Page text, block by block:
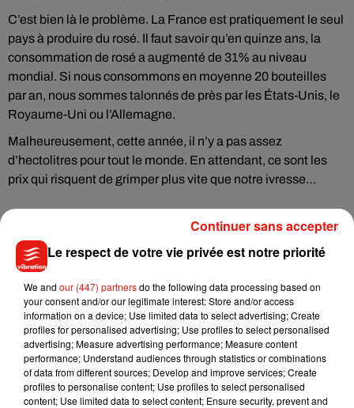
C’est bien là le problème. La France est pratiquement le seul
pays à produire du rosé. Il faut savoir qu’en quinze ans, la
consommation de rosé a augmenté de 31% au niveau
mondial. Si nous consommons en moyenne 20 bouteilles
par an, nous sommes talonnés de près par les États-Unis, le
Royaume-Uni ou l’Allemagne.
Malheureusement, cette année, il n’y a pas assez
d’hectolitres pour tout le monde. En attendant, ce sont les
prix qui risquent de grimper plus vite que notre ivresse…
Musique
7 août 2026
Julien Lieb s’essaye à la vie de chatelain
dans son nouveau clip
Le respect de votre vie privée est notre priorité
We and our (447) partnersdo the following data processing based on
your consent and/or our legitimate interest: Store and/or access
information on a device; Use limited data to select advertising; Create
profiles for personalised advertising; Use profiles to select personalised
advertising; Measure advertising performance; Measure content
performance; Understand audiences through statistics or combinations
of data from different sources; Develop and improve services; Create
profiles to personalise content; Use profiles to select personalised
content; Use limited data to select content; Ensure security, prevent and
Continuer sans accepter